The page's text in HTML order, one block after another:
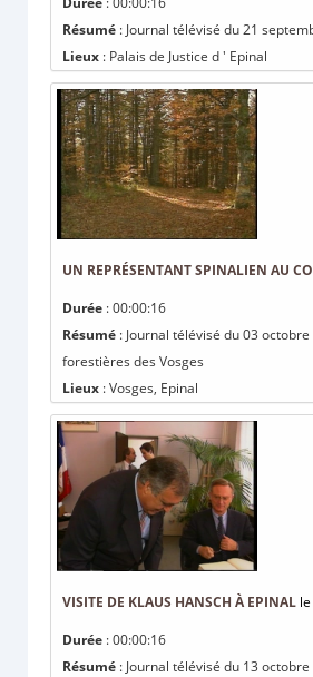
Résumé : Journal télévisé du 21
Lieux : Palais de Justice d ' Epinal
UN REPRÉSENTANT SPINALIEN AU
Durée : 00:00:16
Résumé : Journal télévisé du 03
forestières des Vosges
Lieux : Vosges, Epinal
VISITE DE KLAUS HANSCH À EPINAL
Durée : 00:00:16
Résumé : Journal télévisé du 13